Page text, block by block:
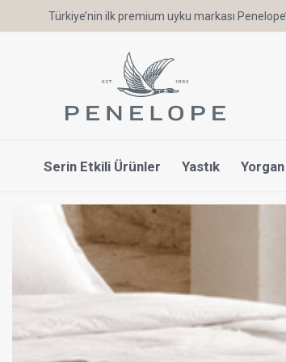
Türkiye’nin ilk premium uyku markası
Serin Etkili Ürünler Yastık Yorgan